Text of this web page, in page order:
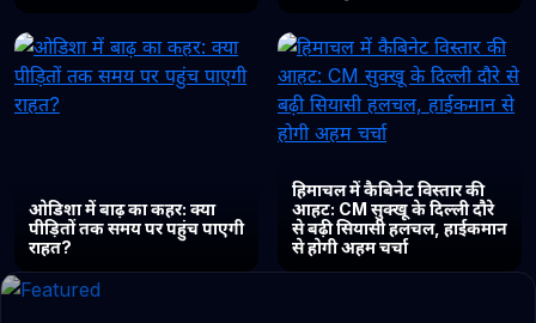
ओडिशा में बाढ़ का कहर: क्या
पीड़ितों तक समय पर पहुंच पाएगी
राहत?
हिमाचल में कैबिनेट विस्तार की
आहट: CM सुक्खू के दिल्ली दौरे
से बढ़ी सियासी हलचल, हाईकमान
से होगी अहम चर्चा